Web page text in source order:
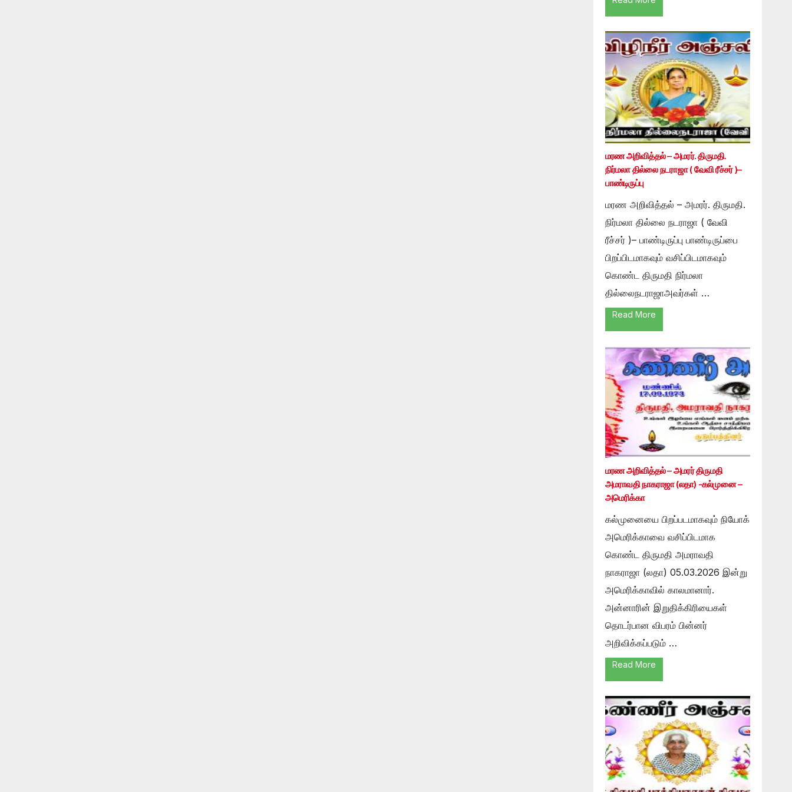
மரண அறிவித்தல் – அமரர். திருமதி.
நிர்மலா தில்லை நடராஜா ( வேவி ரீச்சர் )–
பாண்டிருப்பு
மரண அறிவித்தல் – அமரர். திருமதி.
நிர்மலா தில்லை நடராஜா ( வேவி
ரீச்சர் )– பாண்டிருப்பு பாண்டிருப்பை
பிறப்பிடமாகவும் வசிப்பிடமாகவும்
கொண்ட திருமதி நிர்மலா
தில்லைநடராஜாஅவர்கள் …
Read More
மரண அறிவித்தல் – அமரர் திருமதி
அமராவதி நாகராஜா (லதா) -கல்முனை –
அமெரிக்கா
கல்முனையை பிறப்படமாகவும் நியோக்
அமெரிக்காவை வசிப்பிடமாக
கொண்ட திருமதி அமராவதி
நாகராஜா (லதா) 05.03.2026 இன்று
அமெரிக்காவில் காலமானார்.
அன்னாரின் இறுதிக்கிரியைகள்
தொடர்பான விபரம் பின்னர்
அறிவிக்கப்படும் …
Read More